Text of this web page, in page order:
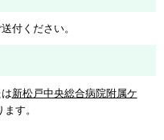
付ください。
新松戸中央総合病院附属ケ
す。